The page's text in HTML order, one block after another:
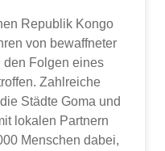
Republik Kongo
von bewaff­ne­ter
den Folgen eines
Zahlreiche
Städte Goma und
loka­len Partnern
Menschen dabei,